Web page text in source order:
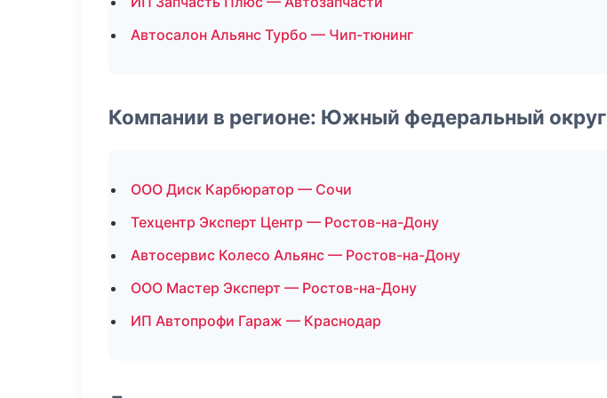
Автосалон Альянс Турбо — Чип-тюнинг
Компании в регионе: Южный федеральный округ
ООО Диск Карбюратор — Сочи
Техцентр Эксперт Центр — Ростов-на-Дону
Автосервис Колесо Альянс — Ростов-на-Дону
ООО Мастер Эксперт — Ростов-на-Дону
ИП Автопрофи Гараж — Краснодар